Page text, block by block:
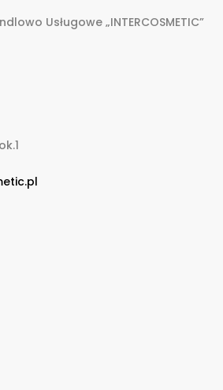
Usługowe „INTERCOSMETIC”